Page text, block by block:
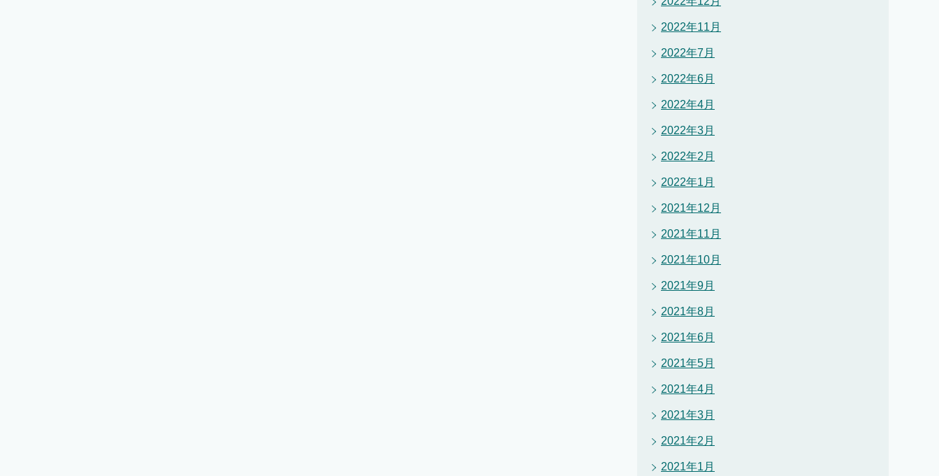
2022年11月
2022年7月
2022年6月
2022年4月
2022年3月
2022年2月
2022年1月
2021年12月
2021年11月
2021年10月
2021年9月
2021年8月
2021年6月
2021年5月
2021年4月
2021年3月
2021年2月
2021年1月